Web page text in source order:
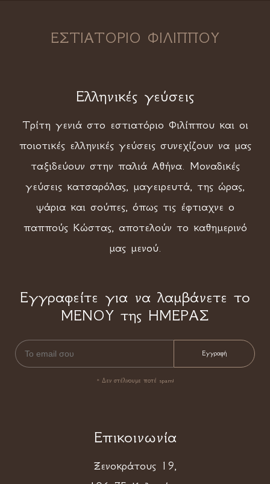
ΕΣΤΙΑΤΟΡΙΟ ΦΙΛΙΠΠΟΥ
Ελληνικές γεύσεις
Τρίτη γενιά στο εστιατόριο Φιλίππου και οι
ποιοτικές ελληνικές γεύσεις συνεχίζουν να μας
ταξιδεύουν στην παλιά Αθήνα. Μοναδικές
γεύσεις κατσαρόλας, μαγειρευτά, της ώρας,
ψάρια και σούπες, όπως τις έφτιαχνε ο
παππούς Κώστας, αποτελούν το καθημερινό
μας μενού.
Εγγραφείτε για να λαμβάνετε το
ΜΕΝΟΥ της ΗΜΕΡΑΣ
* Δεν στέλνουμε ποτέ spam!
Επικοινωνία
Ξενοκράτους 19,